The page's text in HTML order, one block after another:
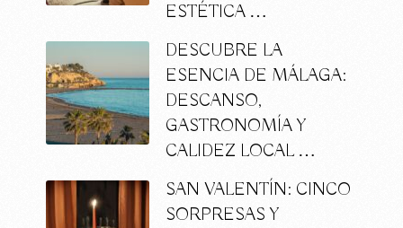
ESTÉTICA …
DESCUBRE LA
ESENCIA DE MÁLAGA:
DESCANSO,
GASTRONOMÍA Y
CALIDEZ LOCAL …
SAN VALENTÍN: CINCO
SORPRESAS Y